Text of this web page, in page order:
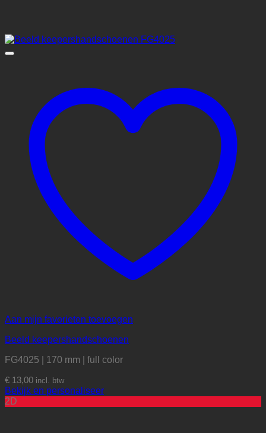
Aan mijn favorieten toevoegen
Beeld keepershandschoenen
FG4025 | 170 mm | full color
€ 13,00 incl. btw
Bekijk en personaliseer
2D